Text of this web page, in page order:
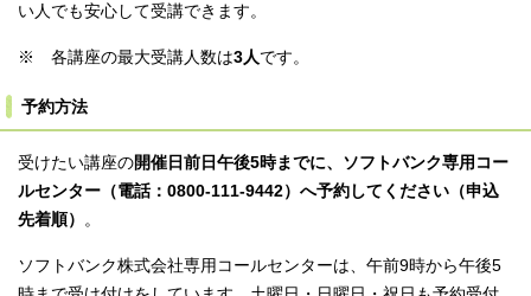
い人でも安心して受講できます。
※ 各講座の最大受講人数は3人です。
予約方法
受けたい講座の開催日前日午後5時までに、ソフトバンク専用コー
ルセンター（電話：0800-111-9442）へ予約してください（申込
先着順） 。
ソフトバンク株式会社専用コールセンターは、午前9時から午後5